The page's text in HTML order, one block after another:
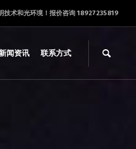
技术和光环境！报价咨询 18927235819
闻资讯 联系方式